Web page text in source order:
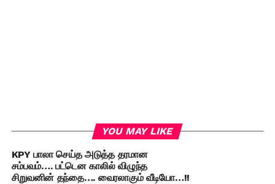
YOU MAY LIKE
KPY பாலா செய்த அடுத்த தரமான
சம்பவம்…. பட்டென காலில் விழுந்த
சிறுவனின் தந்தை…. வைரலாகும் வீடியோ…!!